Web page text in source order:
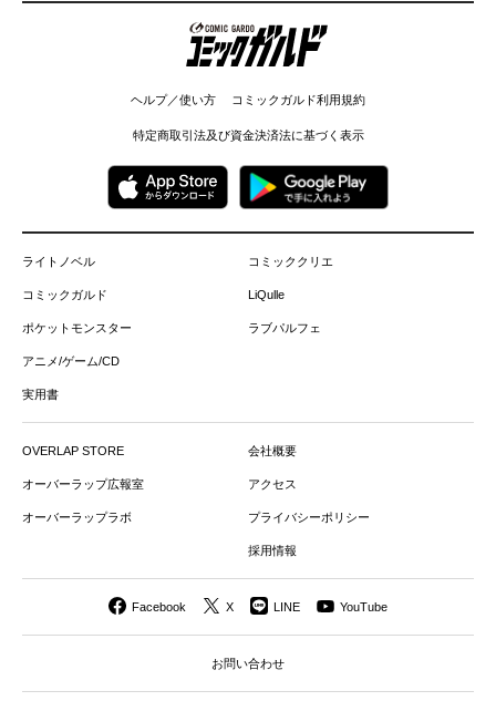
コミックガルド
ヘルプ／使い方 コミックガルド利用規約
特定商取引法及び資金決済法に基づく表示
ライトノベル
コミックガルド
ポケットモンスター
アニメ/ゲーム/CD
実用書
コミッククリエ
LiQulle
ラブパルフェ
OVERLAP STORE
オーバーラップ広報室
オーバーラップラボ
会社概要
アクセス
プライバシーポリシー
採用情報
Facebook X LINE YouTube
お問い合わせ